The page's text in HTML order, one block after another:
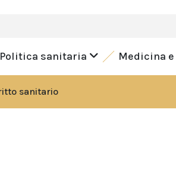
Politica sanitaria Medicina
sanitario